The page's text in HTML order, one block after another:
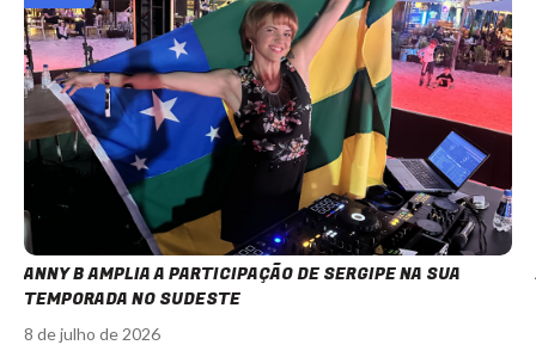
ANNY B AMPLIA A PARTICIPAÇÃO DE SERGIPE NA SUA
TEMPORADA NO SUDESTE
8 de julho de 2026